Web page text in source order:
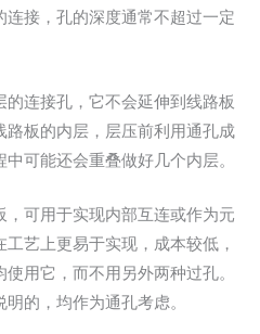
接，孔的深度通常不超过一定
连接孔，它不会延伸到线路板
路板的内层，层压前利用通孔成
可能还会重叠做好几个内层。
可用于实现内部互连或作为元
艺上更易于实现，成本较低，
用它，而不用另外两种过孔。
的，均作为通孔考虑。